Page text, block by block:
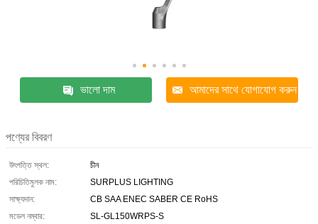
ভালো দাম আমাদের সাথে যোগাযোগ করুন
পণ্যের বিবরণ
উৎপত্তি স্থল:
চীন
পরিচিতিমুলক নাম:
SURPLUS LIGHTING
সাক্ষ্যদান:
CB SAA ENEC SABER CE RoHS
মডেল নম্বার:
SL-GL150WRPS-S